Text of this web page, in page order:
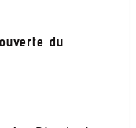
du